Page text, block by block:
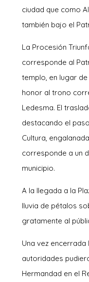
ciudad que como
también bajo el
La Procesión
corresponde al
templo, en lugar
honor al trono
Ledesma. El
destacando el
Cultura,
corresponde a un
municipio.
A la llegada a la
lluvia de pétalos
gratamente al
Una vez
autoridades
Hermandad en el